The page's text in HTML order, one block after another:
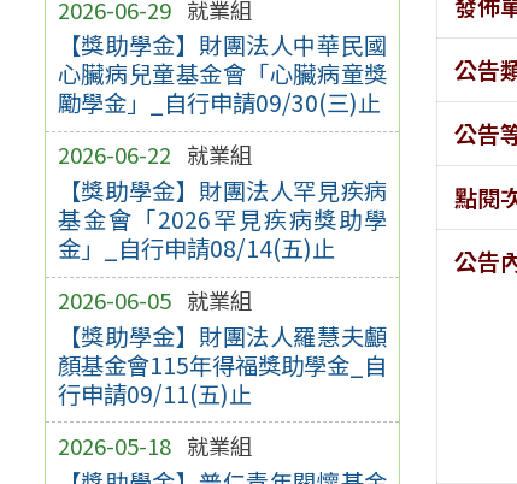
2026-06-29 就業組
【獎助學金】財團法人中華民國
心臟病兒童基金會「心臟病童獎
勵學金」_自行申請09/30(三)止
2026-06-22 就業組
【獎助學金】財團法人罕見疾病
基金會「2026罕見疾病獎助學
金」_自行申請08/14(五)止
2026-06-05 就業組
【獎助學金】財團法人羅慧夫顱
顏基金會115年得福獎助學金_自
行申請09/11(五)止
2026-05-18 就業組
公告
公告
點閱
公告